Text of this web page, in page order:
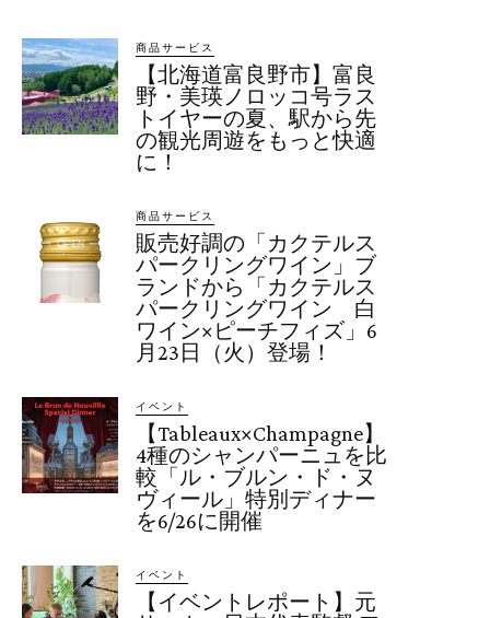
商品サービス
【北海道富良野市】富良
野・美瑛ノロッコ号ラス
トイヤーの夏、駅から先
の観光周遊をもっと快適
に！
商品サービス
販売好調の「カクテルス
パークリングワイン」ブ
ランドから「カクテルス
パークリングワイン 白
ワイン×ピーチフィズ」6
月23日（火）登場！
イベント
【Tableaux×Champagne】
4種のシャンパーニュを比
較「ル・ブルン・ド・ヌ
ヴィール」特別ディナー
を6/26に開催
イベント
【イベントレポート】元